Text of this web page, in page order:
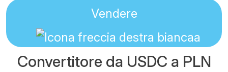
Vendere
Convertitore da USDC a PLN